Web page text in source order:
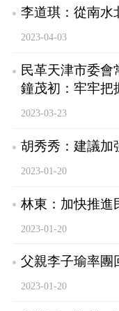
李道琪：從南水
2023-04-03
民革天津市委
鐘茂初：牢牢
2023-03-23
胡秀秀：建議加
2023-01-20
林東：加快推進
2023-01-20
父親李子瑜率團
2023-01-20